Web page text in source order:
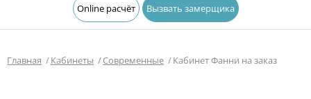
Online расчёт Вызвать замерщика
Главная Кабинеты Современные Кабинет Фанни на заказ